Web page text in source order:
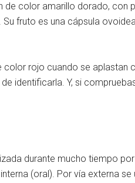
color amarillo dorado, con
fruto es una cápsula
color rojo cuando se aplastan
identificarla. Y, si
durante mucho tiempo
(oral). Por vía externa